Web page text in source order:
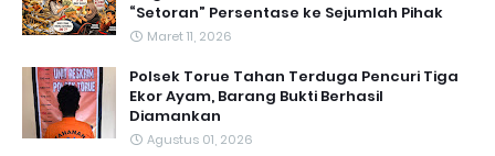
“Setoran” Persentase ke Sejumlah Pihak
Maret 11, 2026
Polsek Torue Tahan Terduga Pencuri Tiga
Ekor Ayam, Barang Bukti Berhasil
Diamankan
Agustus 01, 2026